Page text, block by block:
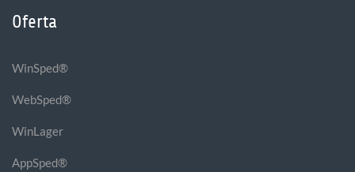
Oferta
WinSped®
WebSped®
WinLager
AppSped®